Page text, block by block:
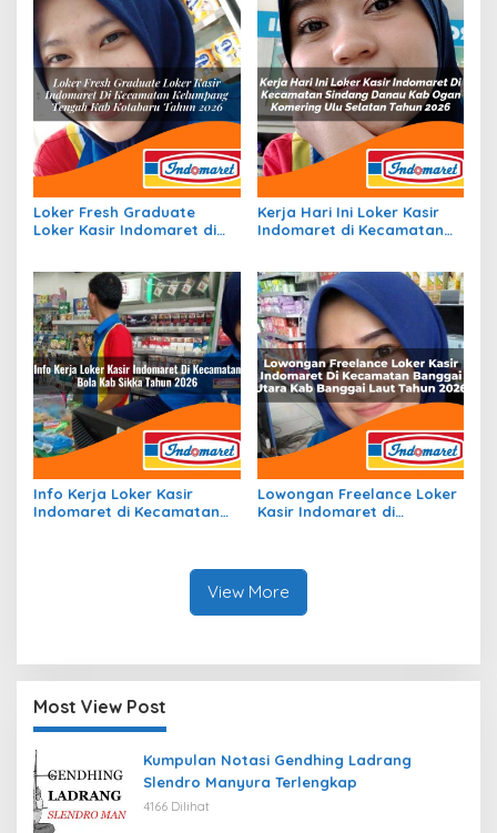
Loker Fresh Graduate
Loker Kasir Indomaret di
Tahun 2026
Kerja Hari Ini Loker Kasir
Indomaret di Kecamatan
Tahun 2026
Info Kerja Loker Kasir
Indomaret di Kecamatan
Lowongan Freelance Loker
Kasir Indomaret di
View More
Most View Post
Kumpulan Notasi Gendhing Ladrang
Slendro Manyura Terlengkap
4166 Dilihat